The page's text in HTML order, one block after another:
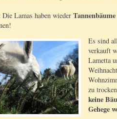
Lamas haben wieder Tannenbäume
Es sind
verkauft
Lametta
zu
keine
Gehege